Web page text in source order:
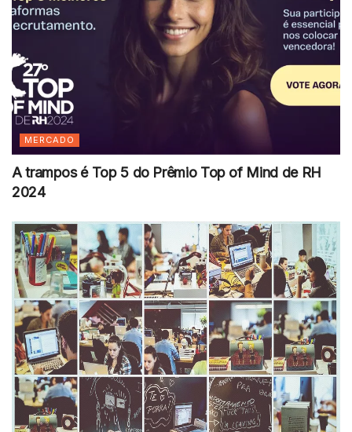
MERCADO
A trampos é Top 5 do Prêmio Top of Mind de RH
2024